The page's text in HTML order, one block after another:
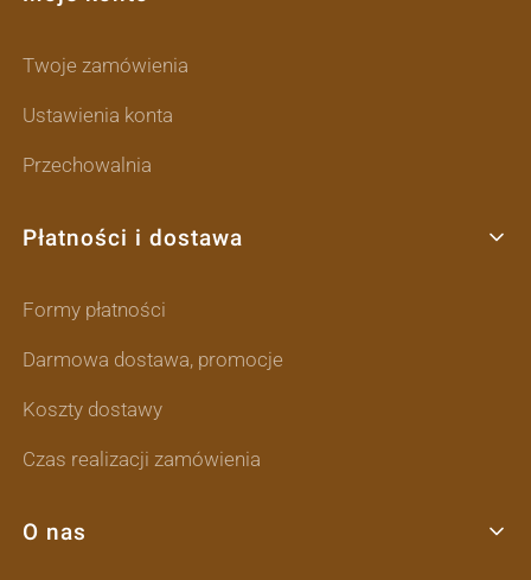
Twoje zamówienia
Ustawienia konta
Przechowalnia
Płatności i dostawa
Formy płatności
Darmowa dostawa, promocje
Koszty dostawy
Czas realizacji zamówienia
O nas